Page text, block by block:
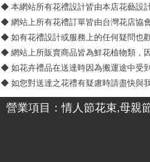
◆ 本網站所有花禮設計皆由本店花藝設
◆ 網站上所有花禮訂單皆由台灣花店協
◆ 如有花禮設計或服務上的任何疑問也
◆ 網站上所販賣商品皆為鮮花植物類，
◆ 如花卉禮品在送達時因為搬運途中受
◆ 如您對送達之花禮有疑慮時請盡快與我
營業項目：情人節花束,母親